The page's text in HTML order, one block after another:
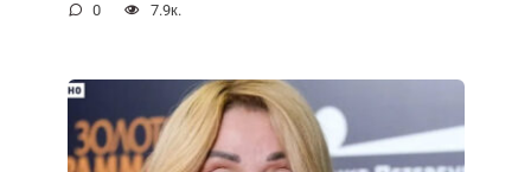
0 7.9к.